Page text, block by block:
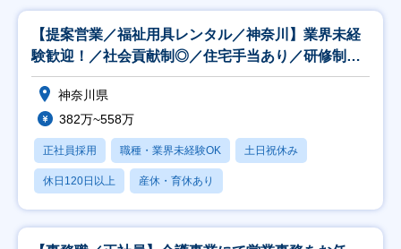
【提案営業／福祉用具レンタル／神奈川】業界未経
験歓迎！／社会貢献制◎／住宅手当あり／研修制度
充実◎
神奈川県
382万~558万
正社員採用 職種・業界未経験OK 土日祝休み
休日120日以上 産休・育休あり